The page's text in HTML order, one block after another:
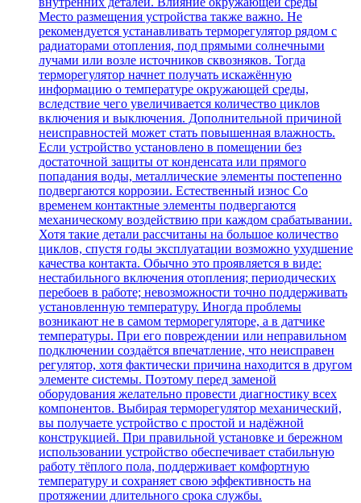
Место размещения устройства также важно. Не
рекомендуется устанавливать терморегулятор рядом с
радиаторами отопления, под прямыми солнечными
лучами или возле источников сквозняков. Тогда
терморегулятор начнет получать искажённую
информацию о температуре окружающей среды,
вследствие чего увеличивается количество циклов
включения и выключения. Дополнительной причиной
неисправностей может стать повышенная влажность.
Если устройство установлено в помещении без
достаточной защиты от конденсата или прямого
попадания воды, металлические элементы постепенно
подвергаются коррозии. Естественный износ Со
временем контактные элементы подвергаются
механическому воздействию при каждом срабатывании.
Хотя такие детали рассчитаны на большое количество
циклов, спустя годы эксплуатации возможно ухудшение
качества контакта. Обычно это проявляется в виде:
нестабильного включения отопления; периодических
перебоев в работе; невозможности точно поддерживать
установленную температуру. Иногда проблемы
возникают не в самом терморегуляторе, а в датчике
температуры. При его повреждении или неправильном
подключении создаётся впечатление, что неисправен
регулятор, хотя фактически причина находится в другом
элементе системы. Поэтому перед заменой
оборудования желательно провести диагностику всех
компонентов. Выбирая терморегулятор механический,
вы получаете устройство с простой и надёжной
конструкцией. При правильной установке и бережном
использовании устройство обеспечивает стабильную
работу тёплого пола, поддерживает комфортную
температуру и сохраняет свою эффективность на
протяжении длительного срока службы.